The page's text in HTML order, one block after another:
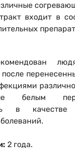
входит в
белым
в качестве
2 года.